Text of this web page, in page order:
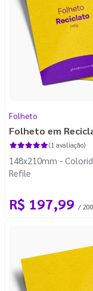
Folheto
Folheto em
(1 avaliação)
148x210mm -
Refile
R$ 197,99 /